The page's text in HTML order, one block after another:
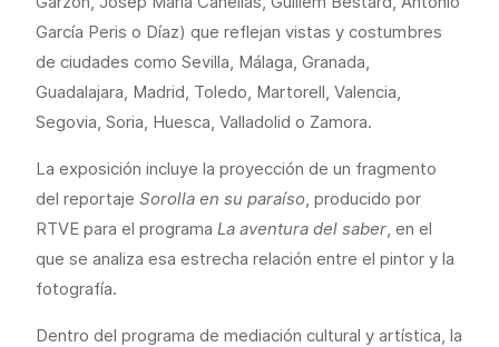
García Peris o Díaz) que reflejan vistas y costumbres
de ciudades como Sevilla, Málaga, Granada,
Guadalajara, Madrid, Toledo, Martorell, Valencia,
Segovia, Soria, Huesca, Valladolid o Zamora.
La exposición incluye la proyección de un fragmento
del reportaje Sorolla en su paraíso, producido por
RTVE para el programa La aventura del saber, en el
que se analiza esa estrecha relación entre el pintor y la
fotografía.
Dentro del programa de mediación cultural y artística, la